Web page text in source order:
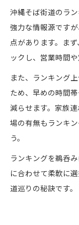
沖縄そば街道のラ
強力な情報源です
点があります。ま
ックし、営業時間
また、ランキング
ため、早めの時間
減らせます。家族
場の有無もランキ
う。
ランキングを鵜呑
に合わせて柔軟に
道巡りの秘訣です。